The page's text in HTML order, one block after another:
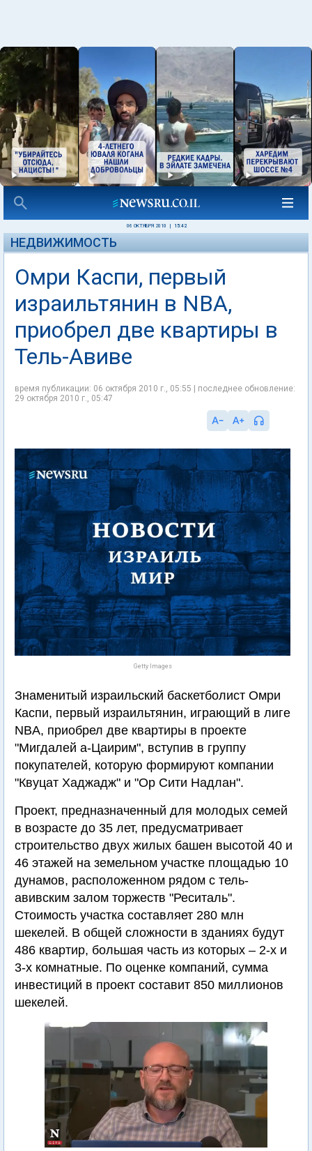
06 ОКТЯБРЯ 2010 15:42
НЕДВИЖИМОСТЬ
Омри Каспи, первый
израильтянин в NBA,
приобрел две квартиры в
Тель-Авиве
время публикации: 06 октября 2010 г., 05:55 | последнее обновление:
29 октября 2010 г., 05:47
Getty Images
Знаменитый израильский баскетболист Омри
Каспи, первый израильтянин, играющий в лиге
NBA, приобрел две квартиры в проекте
"Мигдалей а-Цаирим", вступив в группу
покупателей, которую формируют компании
"Квуцат Хаджадж" и "Ор Сити Надлан".
Проект, предназначенный для молодых семей
в возрасте до 35 лет, предусматривает
строительство двух жилых башен высотой 40 и
46 этажей на земельном участке площадью 10
дунамов, расположенном рядом с тель-
авивским залом торжеств "Реситаль".
Стоимость участка составляет 280 млн
шекелей. В общей сложности в зданиях будут
486 квартир, большая часть из которых – 2-х и
3-х комнатные. По оценке компаний, сумма
инвестиций в проект составит 850 миллионов
шекелей.